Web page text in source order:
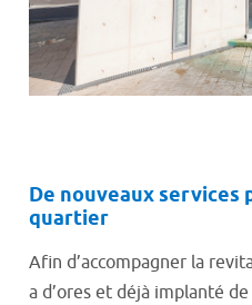
De nouveaux services
quartier
Afin d’accompagner la
a d’ores et déjà implanté